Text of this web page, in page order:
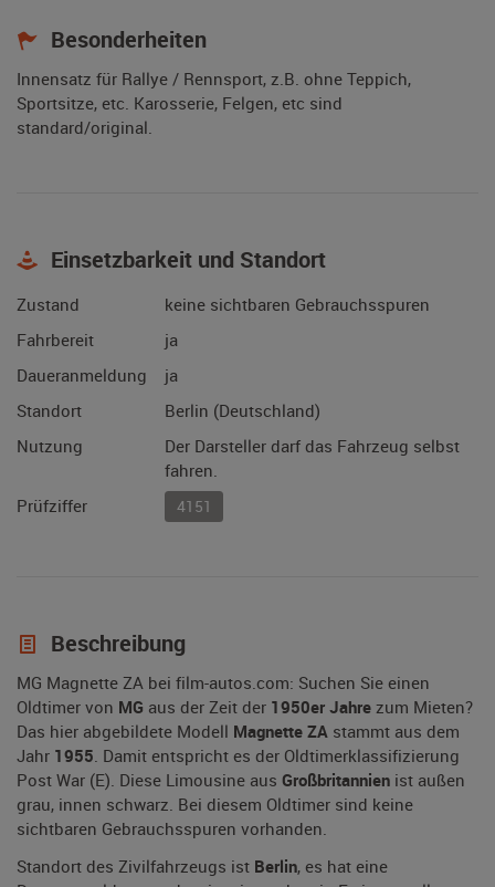
Besonderheiten
Innensatz für Rallye / Rennsport, z.B. ohne Teppich,
Sportsitze, etc. Karosserie, Felgen, etc sind
standard/original.
Einsetzbarkeit und Standort
Zustand
keine sichtbaren Gebrauchsspuren
Fahrbereit
ja
Daueranmeldung
ja
Standort
Berlin (Deutschland)
Nutzung
Der Darsteller darf das Fahrzeug selbst
fahren.
Prüfziffer
4151
Beschreibung
MG Magnette ZA bei film-autos.com: Suchen Sie einen
Oldtimer von MG aus der Zeit der 1950er Jahre zum Mieten?
Das hier abgebildete Modell Magnette ZA stammt aus dem
Jahr 1955. Damit entspricht es der Oldtimerklassifizierung
Post War (E). Diese Limousine aus Großbritannien ist außen
grau, innen schwarz. Bei diesem Oldtimer sind keine
sichtbaren Gebrauchsspuren vorhanden.
Standort des Zivilfahrzeugs ist Berlin, es hat eine